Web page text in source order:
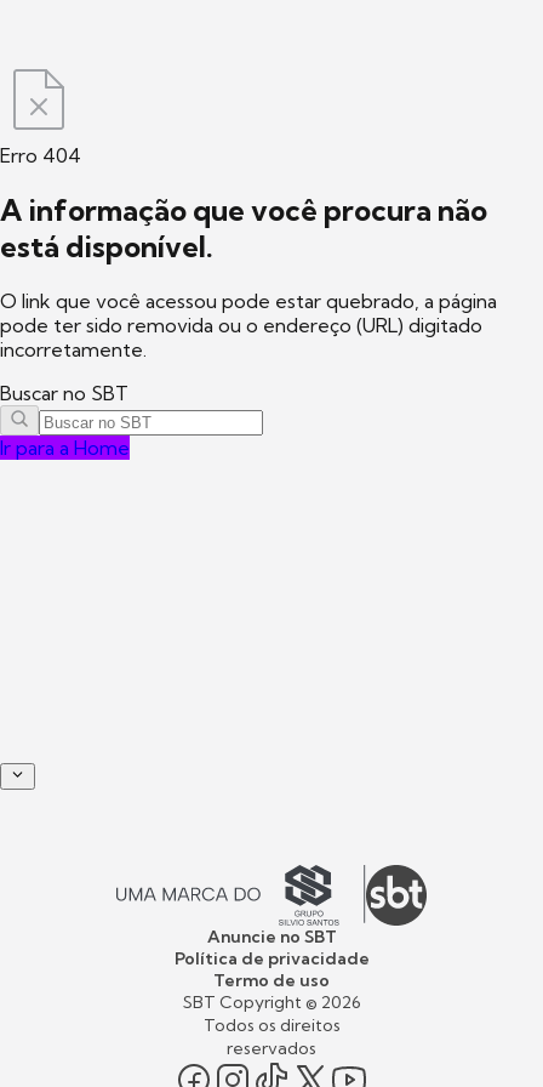
Erro 404
A informação que você procura não
está disponível.
O link que você acessou pode estar quebrado, a página
pode ter sido removida ou o endereço (URL) digitado
incorretamente.
Buscar no SBT
Ir para a Home
Anuncie no SBT
Política de privacidade
Termo de uso
SBT Copyright © 2026
Todos os direitos
reservados